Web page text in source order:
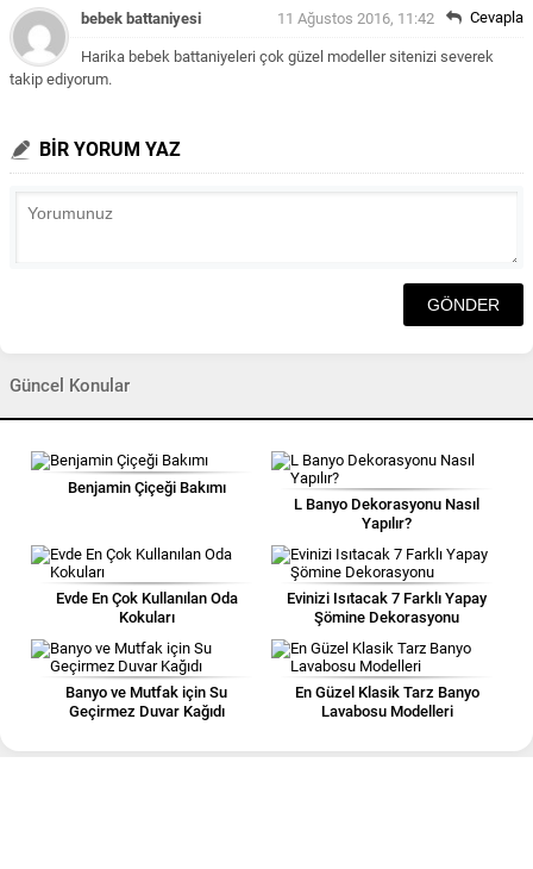
bebek battaniyesi 11 Ağustos 2016, 11:42
Harika bebek battaniyeleri çok güzel modeller sitenizi severek
takip ediyorum.
Cevapla
BİR YORUM YAZ
Güncel Konular
Benjamin Çiçeği Bakımı
L Banyo Dekorasyonu Nasıl
Yapılır?
Evde En Çok Kullanılan Oda
Kokuları
Evinizi Isıtacak 7 Farklı Yapay
Şömine Dekorasyonu
Banyo ve Mutfak için Su
Geçirmez Duvar Kağıdı
En Güzel Klasik Tarz Banyo
Lavabosu Modelleri